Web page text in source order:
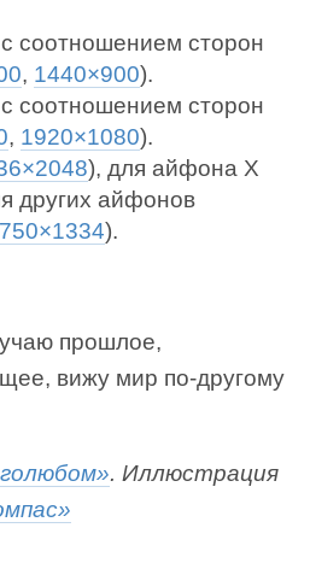
соотношением сторон
, 1440×900).
соотношением сторон
, 1920×1080).
), для айфона X
других айфонов
750×1334).
прошлое,
вижу мир по-другому
. Иллюстрация